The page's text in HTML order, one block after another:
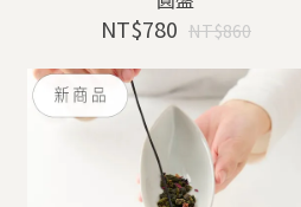
NT$780 NT$860